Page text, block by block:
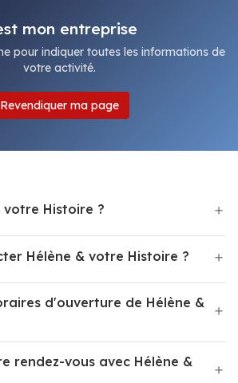
mon entreprise
pour indiquer toutes les informations de
votre activité.
Revendiquer ma page
votre Histoire ?
Hélène & votre Histoire ?
d'ouverture de Hélène &
rendez-vous avec Hélène &